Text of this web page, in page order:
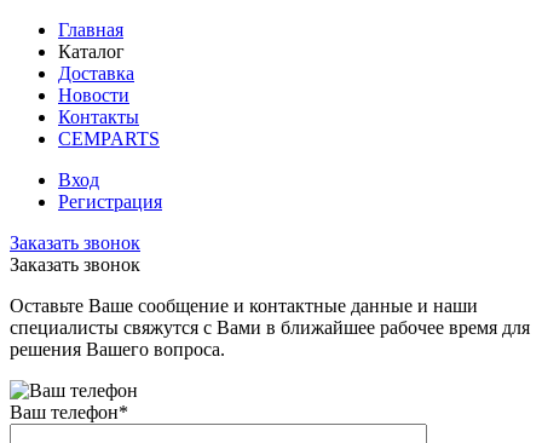
Главная
Каталог
Доставка
Новости
Контакты
CEMPARTS
Вход
Регистрация
Заказать звонок
Заказать звонок
Оставьте Ваше сообщение и контактные данные и наши
специалисты свяжутся с Вами в ближайшее рабочее время для
решения Вашего вопроса.
Ваш телефон*